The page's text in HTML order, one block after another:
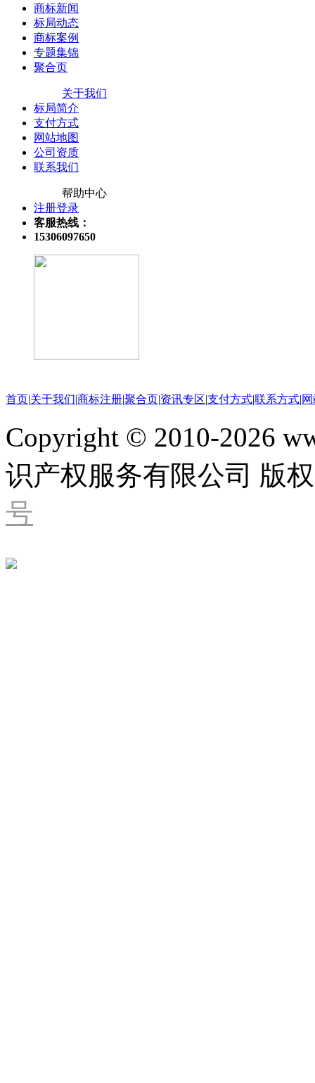
商标新闻
标局动态
商标案例
专题集锦
聚合页
关于我们
标局简介
支付方式
网站地图
公司资质
联系我们
帮助中心
注册登录
客服热线：
15306097650
首页|关于我们|商标注册|聚合页|资讯专区|支付方式|联系方式|
Copyright © 2010-2026
识产权服务有限公司 版
号